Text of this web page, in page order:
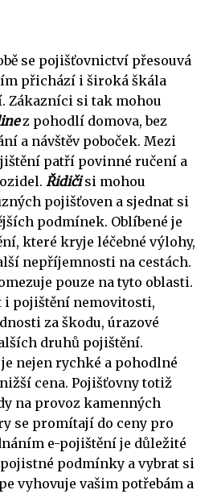
se pojišťovnictví přesouvá
přichází i široká škála
Zákazníci si tak mohou
z pohodlí domova, bez
a návštěv poboček. Mezi
patří povinné ručení a
Řidičisi mohou
pojišťoven a sjednat si
podmínek. Oblíbené je
které kryje léčebné výlohy,
nepříjemnosti na cestách.
pouze na tyto oblasti.
i pojištění nemovitosti,
za škodu, úrazové
druhů pojištění.
nejen rychké a pohodlné
cena. Pojišťovny totiž
na provoz kamenných
se promítají do ceny pro
e-pojištění je důležité
podmínky a vybrat si
vyhovuje vašim potřebám a